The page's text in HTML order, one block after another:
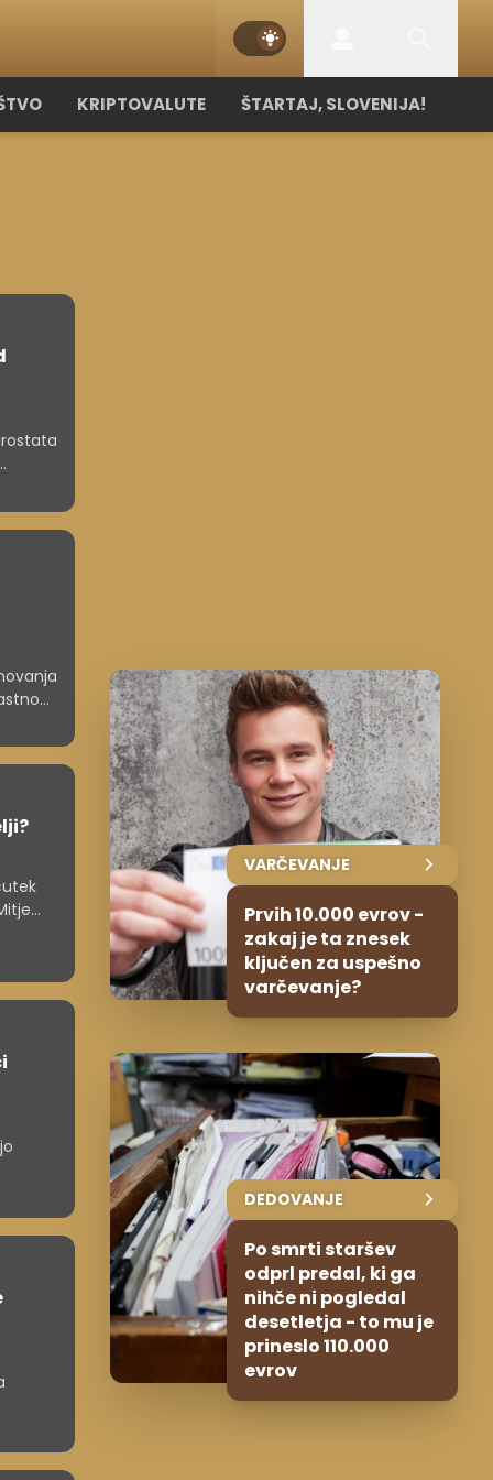
KRIPTOVALUTE ŠTARTAJ, SLOVENIJA!
VARČEVANJE
Prvih 10.000 evrov -
zakaj je ta znesek
ključen za uspešno
varčevanje?
DEDOVANJE
Po smrti staršev
odprl predal, ki ga
nihče ni pogledal
desetletja - to mu je
prineslo 110.000
evrov